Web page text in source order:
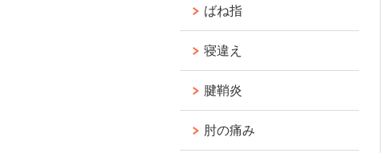
ばね指
寝違え
腱鞘炎
肘の痛み